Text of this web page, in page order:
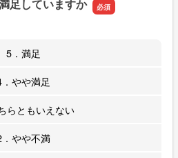
足していますか
5．満足
やや満足
らともいえない
やや不満